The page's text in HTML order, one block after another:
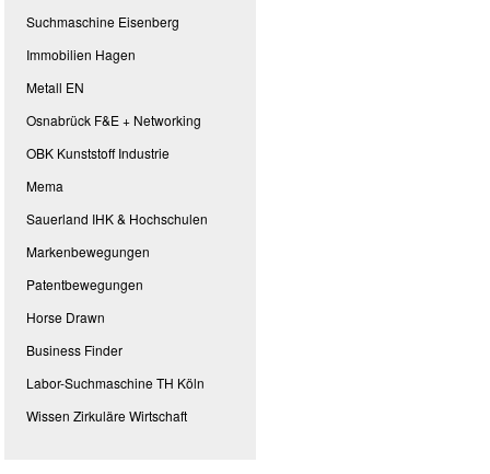
Suchmaschine Eisenberg
Immobilien Hagen
Metall EN
Osnabrück F&E + Networking
OBK Kunststoff Industrie
Mema
Sauerland IHK & Hochschulen
Markenbewegungen
Patentbewegungen
Horse Drawn
Business Finder
Labor-Suchmaschine TH Köln
Wissen Zirkuläre Wirtschaft